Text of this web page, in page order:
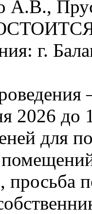
А.В.,
г.
2026 до
для
просьба